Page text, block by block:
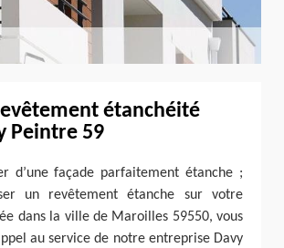
étanchéité
Peintre 59
d’une façade parfaitement étanche ;
un revêtement étanche sur votre
dans la ville de Maroilles 59550, vous
au service de notre entreprise Davy